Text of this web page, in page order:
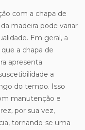
com a chapa de
madeira pode variar
Em geral, a
a chapa de
apresenta
a
do tempo. Isso
manutenção e
por sua vez,
tornando-se uma